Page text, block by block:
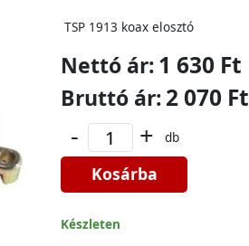
TSP 1913 koax elosztó
Nettó ár:1 630 Ft
Bruttó ár:2 070 Ft
- + db
Kosárba
Készleten